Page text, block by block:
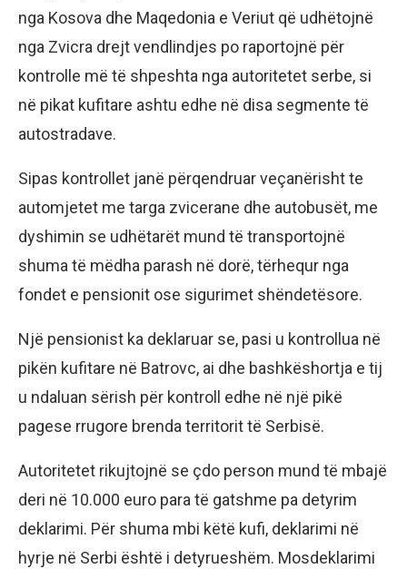
nga Kosova dhe Maqedonia e Veriut që udhëtojnë
nga Zvicra drejt vendlindjes po raportojnë për
kontrolle më të shpeshta nga autoritetet serbe, si
në pikat kufitare ashtu edhe në disa segmente të
autostradave.
Sipas kontrollet janë përqendruar veçanërisht te
automjetet me targa zvicerane dhe autobusët, me
dyshimin se udhëtarët mund të transportojnë
shuma të mëdha parash në dorë, tërhequr nga
fondet e pensionit ose sigurimet shëndetësore.
Një pensionist ka deklaruar se, pasi u kontrollua në
pikën kufitare në Batrovc, ai dhe bashkëshortja e tij
u ndaluan sërish për kontroll edhe në një pikë
pagese rrugore brenda territorit të Serbisë.
Autoritetet rikujtojnë se çdo person mund të mbajë
deri në 10.000 euro para të gatshme pa detyrim
deklarimi. Për shuma mbi këtë kufi, deklarimi në
hyrje në Serbi është i detyrueshëm. Mosdeklarimi